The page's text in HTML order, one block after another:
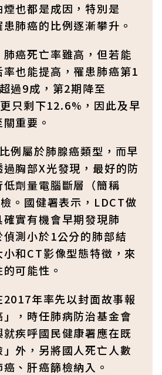
也都是成因，特別是
患肺癌的比例逐漸攀升。
癌死亡率雖高，但若能
也能提高，罹患肺癌第1
過9成，第2期降至
只剩下12.6%，因此及早
重要。
例屬於肺腺癌類型，而早
胸部X光發現，最好的防
劑量電腦斷層（簡稱
。國健署表示，LDCT做
實有機會早期發現肺
測小於1公分的肺部結
和CT影像型態特徵，來
可能性。
2017年率先以封面故事報
，時任肺病防治基金會
疾呼國民健康署應在既
外，另將國人死亡人數
、肝癌篩檢納入。